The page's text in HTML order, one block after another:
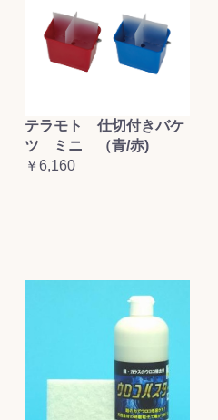
テラモト 仕切付きバケ
ツ ミニ （青/赤)
￥6,160